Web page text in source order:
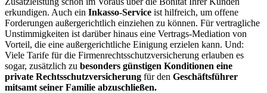
erkundigen. Auch ein Inkasso-Service ist hilfreich, um offene
Forderungen außergerichtlich einziehen zu können. Für vertragliche
Unstimmigkeiten ist darüber hinaus eine Vertrags-Mediation von
Vorteil, die eine außergerichtliche Einigung erzielen kann. Und:
Viele Tarife für die Firmenrechtsschutzversicherung erlauben es
sogar, zusätzlich zu besonders günstigen Konditionen eine
private Rechtsschutzversicherung für den Geschäftsführer
mitsamt seiner Familie abzuschließen.